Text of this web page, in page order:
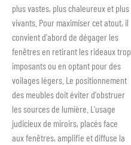
plus vastes, plus chaleureux et plus
vivants. Pour maximiser cet atout, il
convient d'abord de dégager les
fenêtres en retirant les rideaux trop
imposants ou en optant pour des
voilages légers. Le positionnement
des meubles doit éviter d'obstruer
les sources de lumière. L'usage
judicieux de miroirs, placés face
aux fenêtres, amplifie et diffuse la